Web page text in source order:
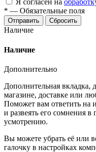
Я согласен на
* — Обязательные поля
Отправить Сбросить
Наличие
Наличие
Дополнительно
Дополнительная
магазине, доставке или
Поможет вам ответить на
и развеять его сомнения
усмотрению.
Вы можете убрать её или
галочку в настройках